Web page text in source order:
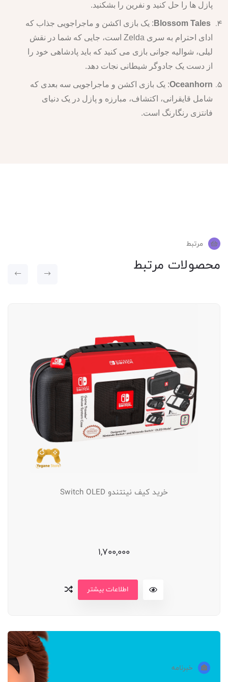
پازل ها را حل کنید و نفرین را بشکنید.
Blossom Tales : یک بازی اکشن و ماجراجویی جذاب که
ادای احترام به سری Zelda است، جایی که شما در نقش
لیلی، شوالیه جوانی بازی می کنید که باید پادشاهی خود را
از دست یک جادوگر شیطانی نجات دهد.
Oceanhorn: یک بازی اکشن و ماجراجویی سه بعدی که
شامل قایقرانی، اکتشاف، مبارزه و پازل در یک دنیای
فانتزی رنگارنگ است.
مرتبط
محصولات مرتبط
خرید کیف نینتندو Switch OLED
1,700,000
اطلاعات بیشتر
خبرنامه